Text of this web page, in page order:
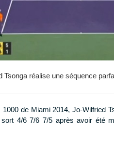
Tsonga réalise une séquence
de Miami 2014, Jo-Wilfried
sort 4/6 7/6 7/5 après avoir été